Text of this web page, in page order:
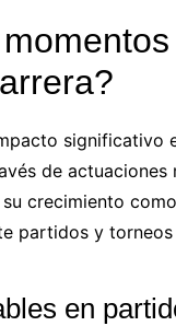
significativo
de
crecimiento
partidos y torneos
en